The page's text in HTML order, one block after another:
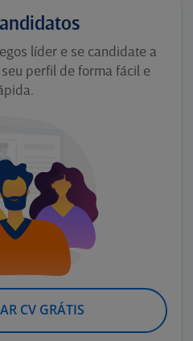
líder e se candidate a
perfil de forma fácil e
CV GRÁTIS